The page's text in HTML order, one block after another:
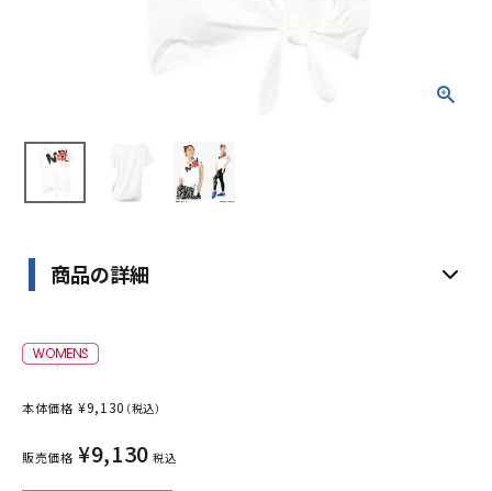
商品の詳細
本体価格 ¥9,130 （税込）
販売価格 ¥9,130 税込